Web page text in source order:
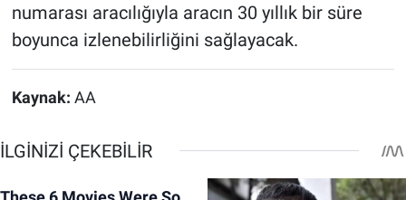
numarası aracılığıyla aracın 30 yıllık bir süre
boyunca izlenebilirliğini sağlayacak.
Kaynak: AA